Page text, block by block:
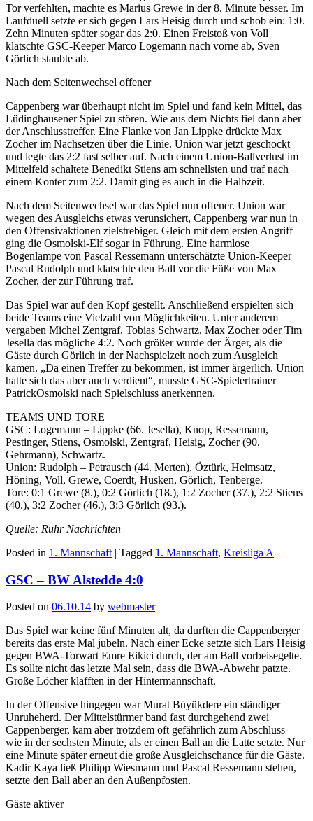
Tor verfehlten, machte es Marius Grewe in der 8. Minute besser. Im
Laufduell setzte er sich gegen Lars Heisig durch und schob ein: 1:0.
Zehn Minuten später sogar das 2:0. Einen Freistoß von Voll
klatschte GSC-Keeper Marco Logemann nach vorne ab, Sven
Görlich staubte ab.
Nach dem Seitenwechsel offener
Cappenberg war überhaupt nicht im Spiel und fand kein Mittel, das
Lüdinghausener Spiel zu stören. Wie aus dem Nichts fiel dann aber
der Anschlusstreffer. Eine Flanke von Jan Lippke drückte Max
Zocher im Nachsetzen über die Linie. Union war jetzt geschockt
und legte das 2:2 fast selber auf. Nach einem Union-Ballverlust im
Mittelfeld schaltete Benedikt Stiens am schnellsten und traf nach
einem Konter zum 2:2. Damit ging es auch in die Halbzeit.
Nach dem Seitenwechsel war das Spiel nun offener. Union war
wegen des Ausgleichs etwas verunsichert, Cappenberg war nun in
den Offensivaktionen zielstrebiger. Gleich mit dem ersten Angriff
ging die Osmolski-Elf sogar in Führung. Eine harmlose
Bogenlampe von Pascal Ressemann unterschätzte Union-Keeper
Pascal Rudolph und klatschte den Ball vor die Füße von Max
Zocher, der zur Führung traf.
Das Spiel war auf den Kopf gestellt. Anschließend erspielten sich
beide Teams eine Vielzahl von Möglichkeiten. Unter anderem
vergaben Michel Zentgraf, Tobias Schwartz, Max Zocher oder Tim
Jesella das mögliche 4:2. Noch größer wurde der Ärger, als die
Gäste durch Görlich in der Nachspielzeit noch zum Ausgleich
kamen. „Da einen Treffer zu bekommen, ist immer ärgerlich. Union
hatte sich das aber auch verdient“, musste GSC-Spielertrainer
PatrickOsmolski nach Spielschluss anerkennen.
TEAMS UND TORE
GSC: Logemann – Lippke (66. Jesella), Knop, Ressemann,
Pestinger, Stiens, Osmolski, Zentgraf, Heisig, Zocher (90.
Gehrmann), Schwartz.
Union: Rudolph – Petrausch (44. Merten), Öztürk, Heimsatz,
Höning, Voll, Grewe, Coerdt, Husken, Görlich, Tenberge.
Tore: 0:1 Grewe (8.), 0:2 Görlich (18.), 1:2 Zocher (37.), 2:2 Stiens
(40.), 3:2 Zocher (46.), 3:3 Görlich (93.).
Quelle: Ruhr Nachrichten
Posted in 1. Mannschaft | Tagged 1. Mannschaft, Kreisliga A
GSC – BW Alstedde 4:0
Posted on 06.10.14 by webmaster
Das Spiel war keine fünf Minuten alt, da durften die Cappenberger
bereits das erste Mal jubeln. Nach einer Ecke setzte sich Lars Heisig
gegen BWA-Torwart Emre Eikici durch, der am Ball vorbeisegelte.
Es sollte nicht das letzte Mal sein, dass die BWA-Abwehr patzte.
Große Löcher klafften in der Hintermannschaft.
In der Offensive hingegen war Murat Büyükdere ein ständiger
Unruheherd. Der Mittelstürmer band fast durchgehend zwei
Cappenberger, kam aber trotzdem oft gefährlich zum Abschluss –
wie in der sechsten Minute, als er einen Ball an die Latte setzte. Nur
eine Minute später erneut die große Ausgleichschance für die Gäste.
Kadir Kaya ließ Philipp Wiesmann und Pascal Ressemann stehen,
setzte den Ball aber an den Außenpfosten.
Gäste aktiver